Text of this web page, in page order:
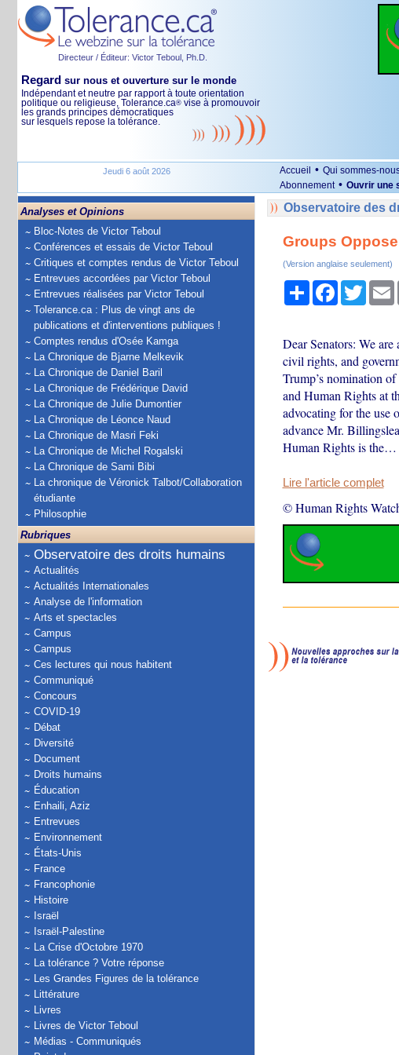
Directeur / Éditeur: Victor Teboul, Ph.D.
Regard sur nous et ouverture sur le monde
Indépendant et neutre par rapport à toute orientation
politique ou religieuse, Tolerance.ca® vise à promouvoir
les grands principes démocratiques
sur lesquels repose la tolérance.
Jeudi 6 août 2026 Accueil • Qui sommes-
Abonnement • Ouvrir une
Analyses et Opinions
Bloc-Notes de Victor Teboul
Conférences et essais de Victor Teboul
Critiques et comptes rendus de Victor Teboul
Entrevues accordées par Victor Teboul
Entrevues réalisées par Victor Teboul
Tolerance.ca : Plus de vingt ans de
publications et d'interventions publiques !
Comptes rendus d'Osée Kamga
La Chronique de Bjarne Melkevik
La Chronique de Daniel Baril
La Chronique de Frédérique David
La Chronique de Julie Dumontier
La Chronique de Léonce Naud
La Chronique de Masri Feki
La Chronique de Michel Rogalski
La Chronique de Sami Bibi
La chronique de Véronick Talbot/Collaboration
étudiante
Philosophie
Rubriques
Observatoire des droits humains
Actualités
Actualités Internationales
Analyse de l'information
Arts et spectacles
Campus
Campus
Ces lectures qui nous habitent
Communiqué
Concours
COVID-19
Débat
Diversité
Document
Droits humains
Éducation
Enhaili, Aziz
Entrevues
Environnement
États-Unis
France
Francophonie
Histoire
Israël
Israël-Palestine
La Crise d'Octobre 1970
La tolérance ? Votre réponse
Les Grandes Figures de la tolérance
Littérature
Livres
Livres de Victor Teboul
Médias - Communiqués
Observatoire des
Groups
(Version anglaise seulement)
PartagerFacebook
Twitter
Dear Senators: We
civil rights, and
Trump’s nomination
and Human Rights at
advocating for the use
advance Mr.
Human Rights is the…
Lire l'article complet
© Human Rights